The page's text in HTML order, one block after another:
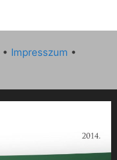
• Impresszum •